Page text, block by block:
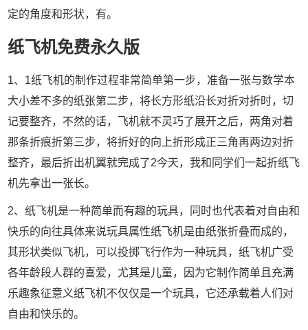
定的角度和形状，有。
纸飞机免费永久版
1、1纸飞机的制作过程非常简单第一步，准备一张与数学本
大小差不多的纸张第二步，将长方形纸沿长对折对折时，切
记要整齐，不然的话，飞机就不灵巧了展开之后，两角对着
那条折痕折第三步，将折好的向上折形成正三角再两边对折
整齐，最后折出机翼就完成了2今天，我和同学们一起折纸飞
机先拿出一张长。
2、纸飞机是一种简单而有趣的玩具，同时也代表着对自由和
快乐的向往具体来说玩具属性纸飞机是由纸张折叠而成的，
其形状类似飞机，可以投掷飞行作为一种玩具，纸飞机广受
各年龄段人群的喜爱，尤其是儿童，因为它制作简单且充满
乐趣象征意义纸飞机不仅仅是一个玩具，它还承载着人们对
自由和快乐的。